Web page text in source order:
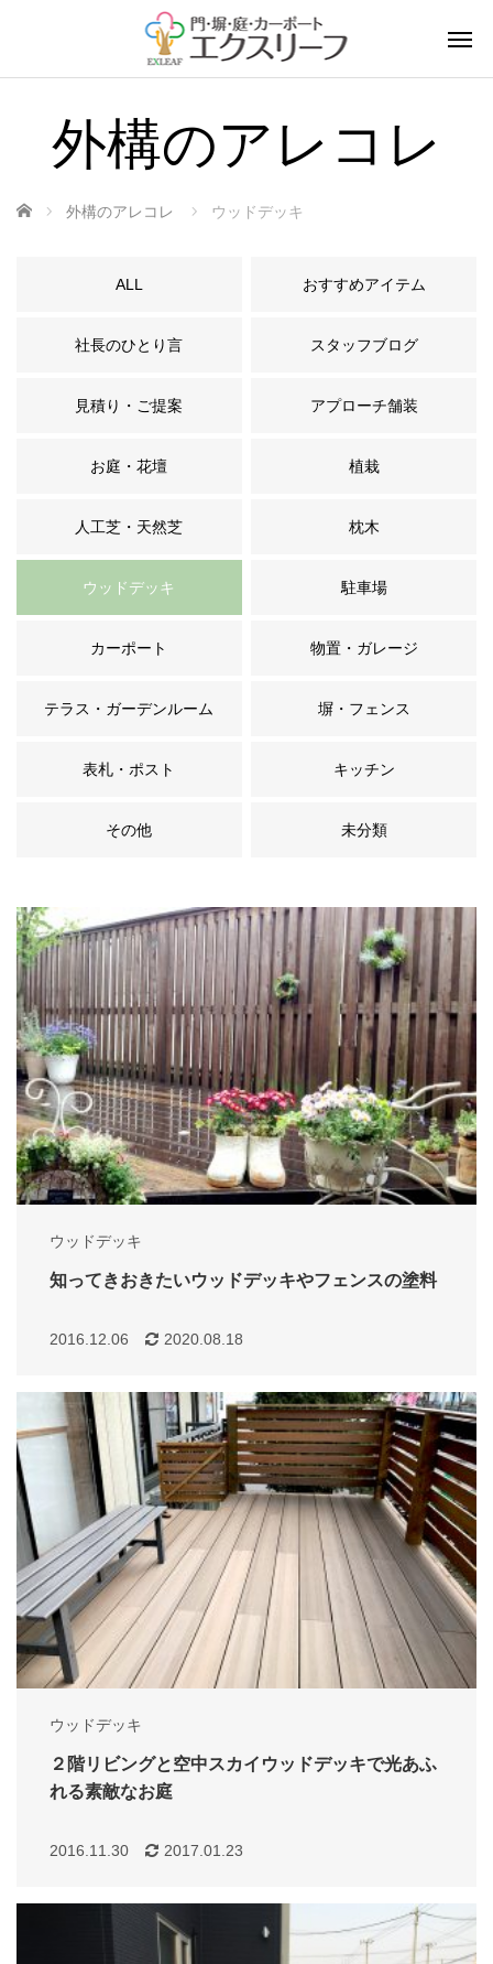
外構のアレコレ
ホーム 外構のアレコレ ウッドデッキ
ALL おすすめアイテム
社長のひとり言 スタッフブログ
見積り・ご提案 アプローチ舗装
お庭・花壇 植栽
人工芝・天然芝 枕木
ウッドデッキ 駐車場
カーポート 物置・ガレージ
テラス・ガーデンルーム 塀・フェンス
表札・ポスト キッチン
その他 未分類
ウッドデッキ
知ってきおきたいウッドデッキやフェンスの塗料
2016.12.06 2020.08.18
ウッドデッキ
２階リビングと空中スカイウッドデッキで光あふ
れる素敵なお庭
2016.11.30 2017.01.23